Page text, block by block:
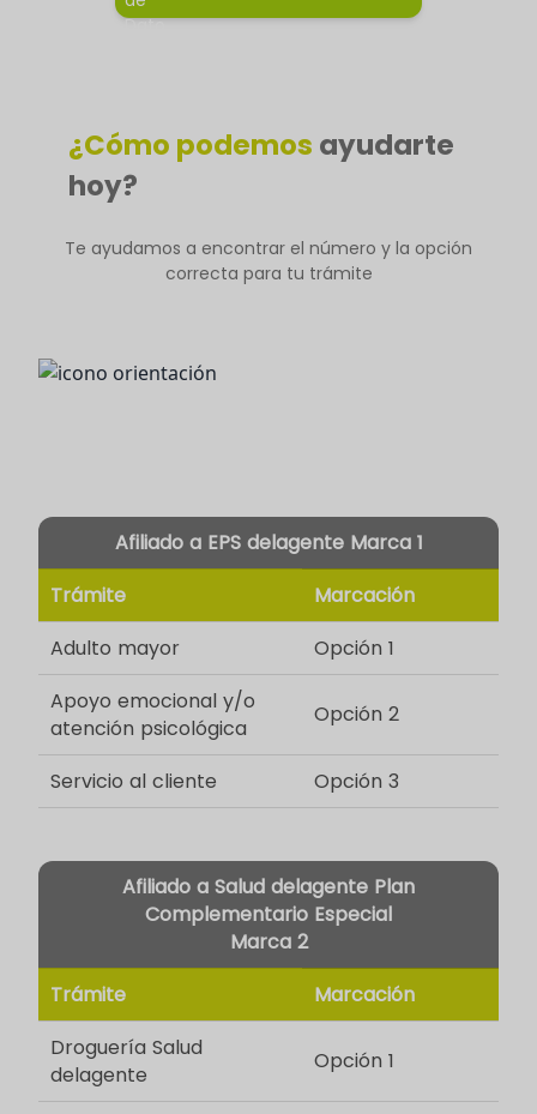
¿Cómo podemos ayudarte
hoy?
Te ayudamos a encontrar el número y la opción
correcta para tu trámite
Afiliado a EPS delagente Marca 1
Trámite
Marcación
Adulto mayor
Opción 1
Apoyo emocional y/o
atención psicológica
Opción 2
Servicio al cliente Opción 3
Afiliado a Salud delagente Plan
Complementario Especial
Marca 2
Trámite
Marcación
Droguería Salud
delagente
Opción 1